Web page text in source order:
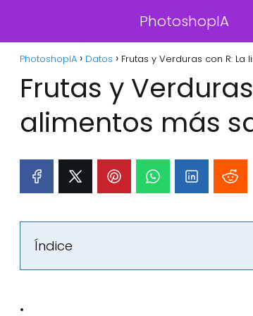
PhotoshopIA
PhotoshopIA Datos Frutas y Verduras con R:
Frutas y
alimentos más
Índice